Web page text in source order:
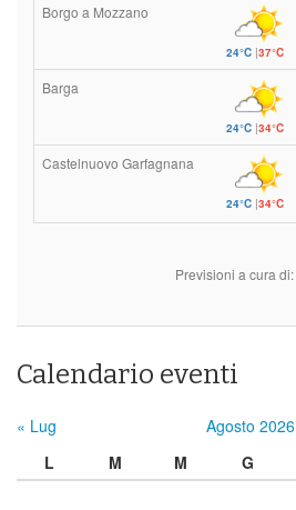
Borgo a Mozzano
24°C|37°C
Barga
24°C|34°C
Castelnuovo Garfagnana
24°C|34°C
Previsioni a cura di:
Calendario eventi
« Lug Agosto 2026
L
M M G